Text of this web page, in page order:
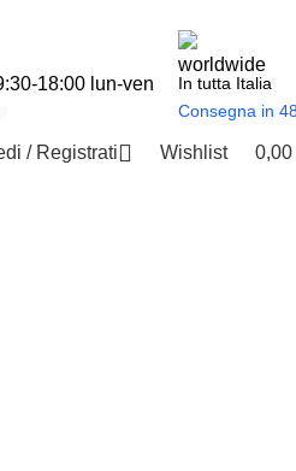
18:00 lun-ven
In tutta Italia
Consegna in
/ Registrati Wishlist 0,00